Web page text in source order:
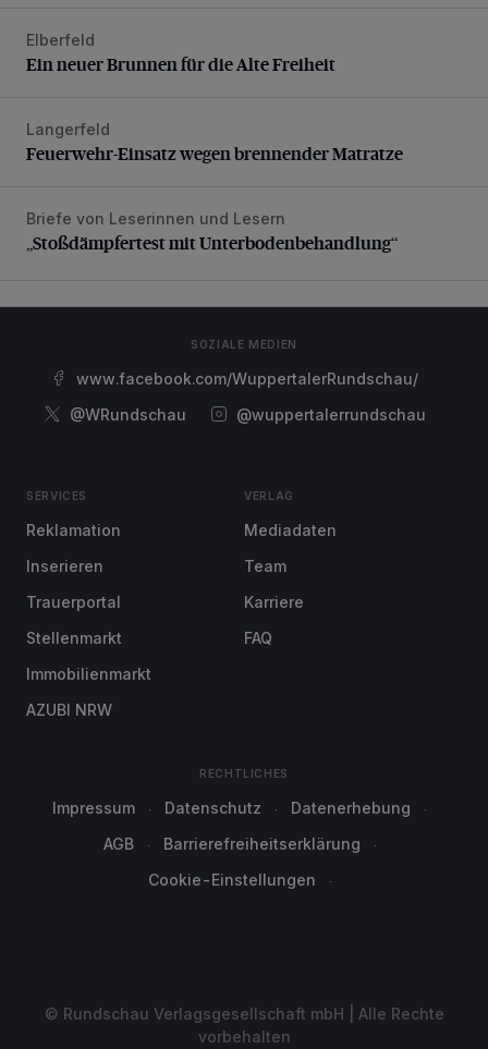
Ein neuer Brunnen für die Alte Freiheit
Elberfeld
Ein neuer Brunnen für die Alte Freiheit
Feuerwehr-Einsatz wegen brennender Matratze
Langerfeld
Feuerwehr-Einsatz wegen brennender Matratze
„Stoßdämpfertest mit Unterbodenbehandlung“
Briefe von Leserinnen und Lesern
„Stoßdämpfertest mit Unterbodenbehandlung“
SOZIALE MEDIEN
www.facebook.com/WuppertalerRundschau/
@WRundschau
@wuppertalerrundschau
SERVICES
Reklamation
Inserieren
Trauerportal
Stellenmarkt
Immobilienmarkt
AZUBI NRW
VERLAG
Mediadaten
Team
Karriere
FAQ
RECHTLICHES
Impressum Datenschutz
Datenerhebung
AGB
Barrierefreiheitserklärung
Cookie-Einstellungen
© Rundschau Verlagsgesellschaft mbH | Alle Rechte
vorbehalten